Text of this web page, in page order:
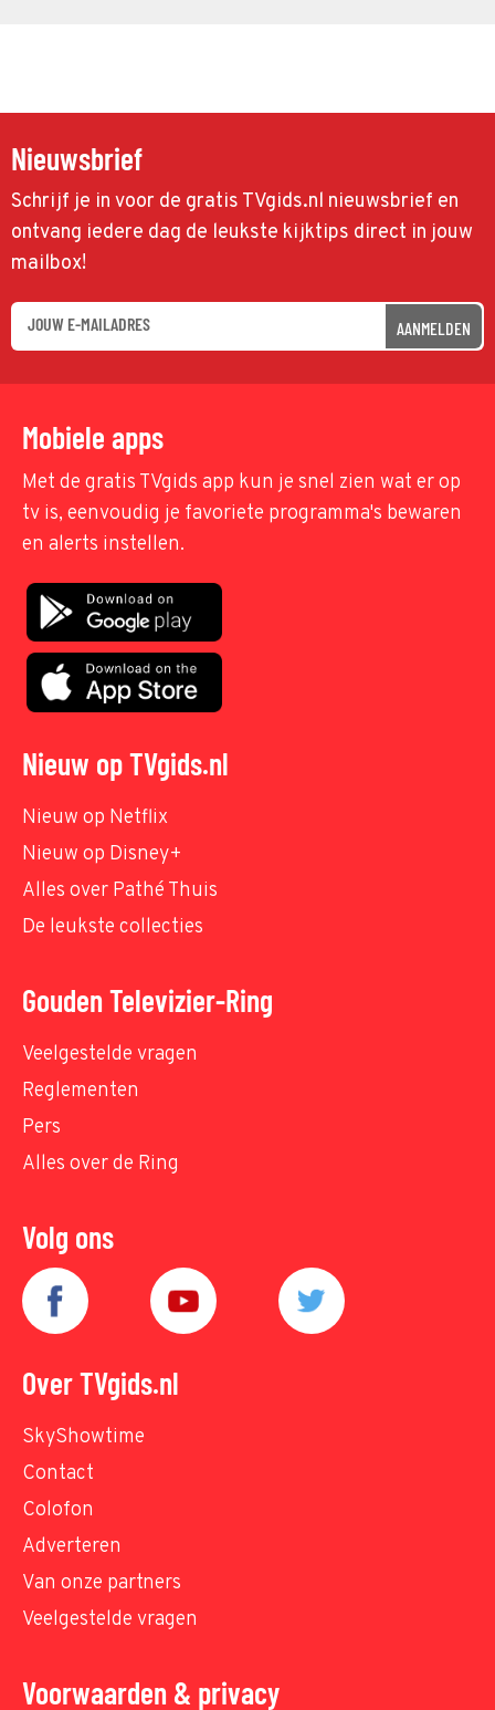
Nieuwsbrief
Schrijf je in voor de gratis TVgids.nl nieuwsbrief en
ontvang iedere dag de leukste kijktips direct in jouw
mailbox!
AANMELDEN
Mobiele apps
Met de gratis TVgids app kun je snel zien wat er op
tv is, eenvoudig je favoriete programma's bewaren
en alerts instellen.
Nieuw op TVgids.nl
Nieuw op Netflix
Nieuw op Disney+
Alles over Pathé Thuis
De leukste collecties
Gouden Televizier-Ring
Veelgestelde vragen
Reglementen
Pers
Alles over de Ring
Volg ons
Over TVgids.nl
SkyShowtime
Contact
Colofon
Adverteren
Van onze partners
Veelgestelde vragen
Voorwaarden & privacy